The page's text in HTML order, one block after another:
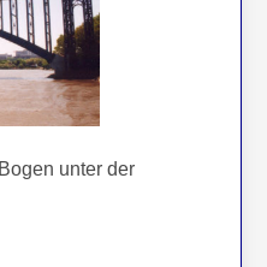
unter der